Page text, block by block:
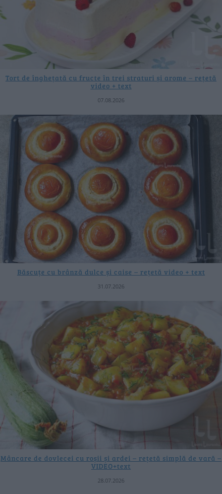
Tort de înghețată cu fructe în trei straturi și arome – rețetă
video + text
07.08.2026
Băscuțe cu brânză dulce și caise – rețetă video + text
31.07.2026
Mâncare de dovlecei cu roșii și ardei – rețetă simplă de vară –
VIDEO+text
28.07.2026